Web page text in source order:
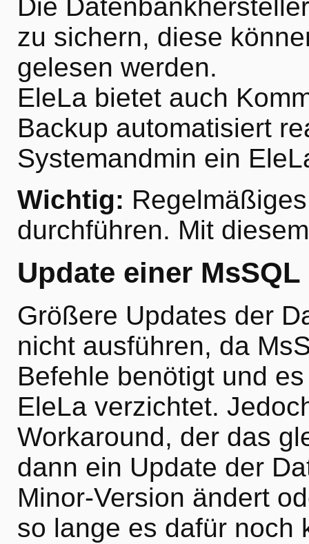
Die
zu sichern, diese
gelesen werden.
EleLa bietet auch
Backup automatisiert
Systemandmin ein
Wichtig:
durchführen. Mit
Update einer
Größere Updates der
nicht ausführen, da
Befehle benötigt und
EleLa verzichtet.
Workaround, der das
dann ein Update der
Minor-Version ändert
so lange es dafür noch